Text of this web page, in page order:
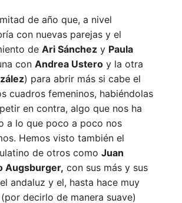
de año que, a nivel
con nuevas parejas y el
de Ari Sánchez y Paula
con Andrea Ustero y la otra
) para abrir más si cabe el
cuadros femeninos, habiéndolas
en contra, algo que nos ha
a lo que poco a poco nos
Hemos visto también el
de otros como Juan
Augsburger, con sus más y sus
andaluz y el, hasta hace muy
decirlo de manera suave)